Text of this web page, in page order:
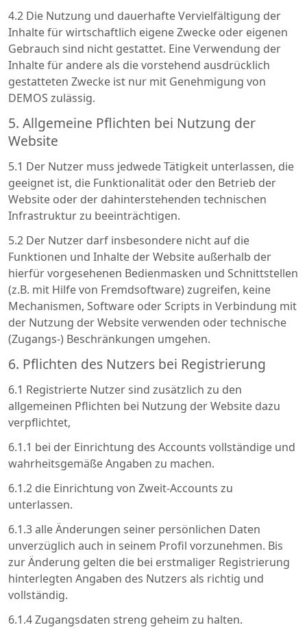
4.2 Die Nutzung und dauerhafte Vervielfältigung der
Inhalte für wirtschaftlich eigene Zwecke oder eigenen
Gebrauch sind nicht gestattet. Eine Verwendung der
Inhalte für andere als die vorstehend ausdrücklich
gestatteten Zwecke ist nur mit Genehmigung von
DEMOS zulässig.
5. Allgemeine Pflichten bei Nutzung der
Website
5.1 Der Nutzer muss jedwede Tätigkeit unterlassen, die
geeignet ist, die Funktionalität oder den Betrieb der
Website oder der dahinterstehenden technischen
Infrastruktur zu beeinträchtigen.
5.2 Der Nutzer darf insbesondere nicht auf die
Funktionen und Inhalte der Website außerhalb der
hierfür vorgesehenen Bedienmasken und Schnittstellen
(z.B. mit Hilfe von Fremdsoftware) zugreifen, keine
Mechanismen, Software oder Scripts in Verbindung mit
der Nutzung der Website verwenden oder technische
(Zugangs-) Beschränkungen umgehen.
6. Pflichten des Nutzers bei Registrierung
6.1 Registrierte Nutzer sind zusätzlich zu den
allgemeinen Pflichten bei Nutzung der Website dazu
verpflichtet,
6.1.1 bei der Einrichtung des Accounts vollständige und
wahrheitsgemäße Angaben zu machen.
6.1.2 die Einrichtung von Zweit-Accounts zu
unterlassen.
6.1.3 alle Änderungen seiner persönlichen Daten
unverzüglich auch in seinem Profil vorzunehmen. Bis
zur Änderung gelten die bei erstmaliger Registrierung
hinterlegten Angaben des Nutzers als richtig und
vollständig.
6.1.4 Zugangsdaten streng geheim zu halten.